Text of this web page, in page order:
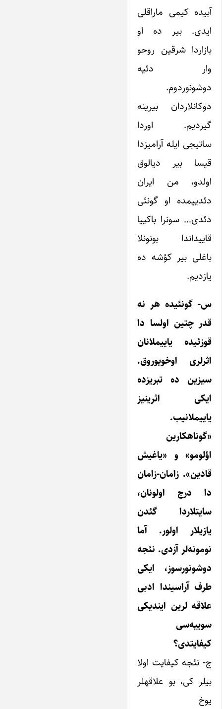
آبیده کیمی ماراقلی
ایدی. بیر ده او
بازاردا شرقین روحو
وار دئیه
دوشونوردوم.
دوکانلاردان بیرینه
گیردیم. اوردا
ساتیجی ایله آرامیزدا
قیسا بیر دیالوق
اولدو، من ایران
دئدییمده او گونئی
دئدی… سونرا باکییا
قاییداندا بونونلا
باغلی بیر کؤشه ده
یازدیم.
س- گونئیده هر نه
قدر چتین اولسا دا
قوزئیده یاییملانان
اثرلری اوخویوروق.
سیزین ده تبریزده
ایکی اثرینیز
یاییملانیب.
«گوناهکارین
اؤلومو» و «یاغیش
قادین». زامان-زامان
دا درج اولونان،
سایتلاردا گئدن
یازیلار اولور. آما
نومونه‌لر آزدی. نئجه
دوشونورسوز، ایکی
طرف آراسیندا ادبی
علاقه لرین ایندیکی
سوییه‌سی
کیفایتدی؟
ج- نئجه کیفایت اولا
بیلر کی، بو علاقهلر
یوخ